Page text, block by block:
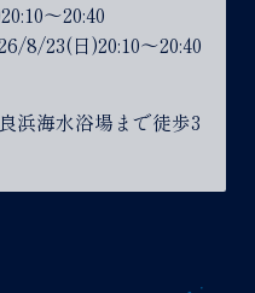
～20:40
8/23(日)20:10～20:40
浜海水浴場まで徒歩3